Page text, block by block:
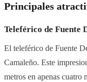
Principales
Teleférico de Fuente
El teleférico de Fuente
Camaleño. Este
metros en apenas cuatro